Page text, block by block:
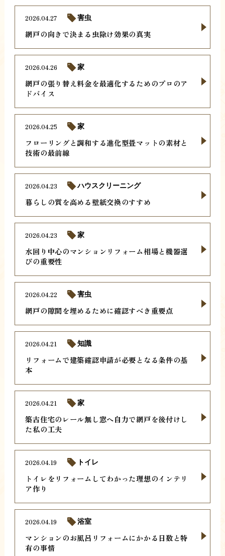
網戸の向きで決まる虫除け効果の真実
2026.04.27 害虫
網戸の張り替え料金を最適化するためのプロのア
ドバイス
2026.04.26 家
フローリングと調和する進化型畳マットの素材と
技術の最前線
2026.04.25 家
暮らしの質を高める壁紙交換のすすめ
2026.04.23 ハウスクリーニング
水回り中心のマンションリフォーム相場と機器選
びの重要性
2026.04.23 家
網戸の隙間を埋めるために確認すべき重要点
2026.04.22 害虫
リフォームで建築確認申請が必要となる条件の基
本
2026.04.21 知識
築古住宅のレール無し窓へ自力で網戸を後付けし
た私の工夫
2026.04.21 家
トイレをリフォームしてわかった理想のインテリ
ア作り
2026.04.19 トイレ
マンションのお風呂リフォームにかかる日数と特
有の事情
2026.04.19 浴室